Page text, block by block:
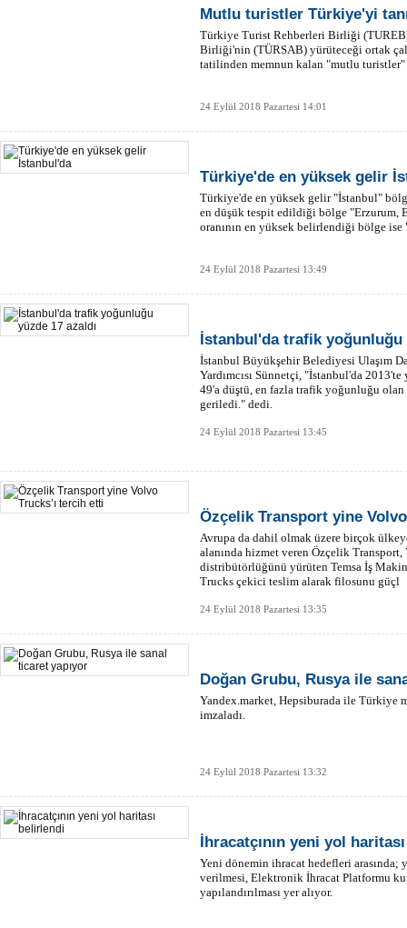
Mutlu turistler Türkiye'yi
Türkiye Turist Rehberleri Birliği
Birliği'nin (TÜRSAB) yürüteceği ortak
tatilinden memnun kalan "mutlu turistler"
24 Eylül 2018 Pazartesi 14:01
Türkiye'de en yüksek gelir
Türkiye'de en yüksek gelir "İstanbul"
en düşük tespit edildiği bölge "Erzurum,
oranının en yüksek belirlendiği bölge
24 Eylül 2018 Pazartesi 13:49
İstanbul'da trafik yoğunluğu
İstanbul Büyükşehir Belediyesi Ulaşım
Yardımcısı Sünnetçi, "İstanbul'da
49'a düştü, en fazla trafik yoğunluğu olan
geriledi." dedi.
24 Eylül 2018 Pazartesi 13:45
Özçelik Transport yine
Avrupa da dahil olmak üzere birçok
alanında hizmet veren Özçelik
distribütörlüğünü yürüten Temsa İş
Trucks çekici teslim alarak filosunu güçl
24 Eylül 2018 Pazartesi 13:35
Doğan Grubu, Rusya ile
Yandex.market, Hepsiburada ile Türkiye
imzaladı.
24 Eylül 2018 Pazartesi 13:32
İhracatçının yeni yol
Yeni dönemin ihracat hedefleri
verilmesi, Elektronik İhracat Platformu
yapılandırılması yer alıyor.